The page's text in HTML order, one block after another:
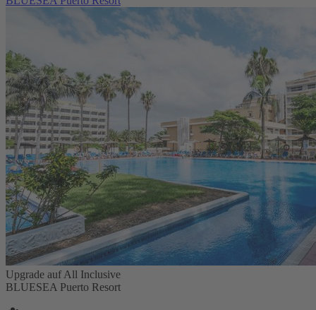
Upgrade auf All Inclusive
BLUESEA Puerto Resort